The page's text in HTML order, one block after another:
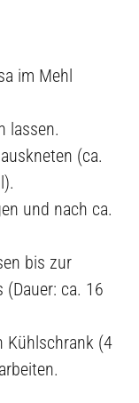
im Mehl
lassen.
(ca.
und nach ca.
bis zur
(Dauer: ca. 16
Kühlschrank (4